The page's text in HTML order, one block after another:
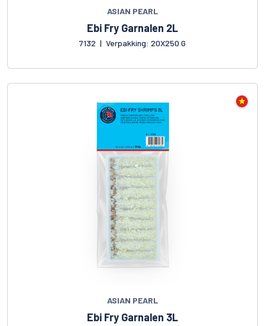
ASIAN PEARL
Ebi Fry Garnalen 2L
7132 | Verpakking: 20X250 G
ASIAN PEARL
Ebi Fry Garnalen 3L